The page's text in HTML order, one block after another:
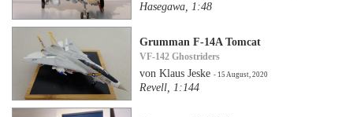
Hasegawa, 1:48
Grumman F-14A Tomcat
VF-142 Ghostriders
von Klaus Jeske- 15 August, 2020
Revell, 1:144